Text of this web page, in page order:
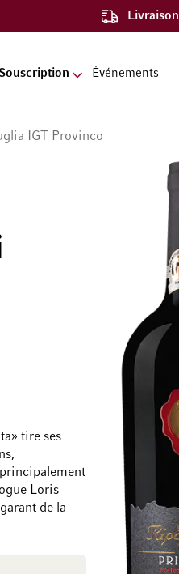
Souscription Événements
IGT Provinco
tire ses
Loris
de la
Passer à la